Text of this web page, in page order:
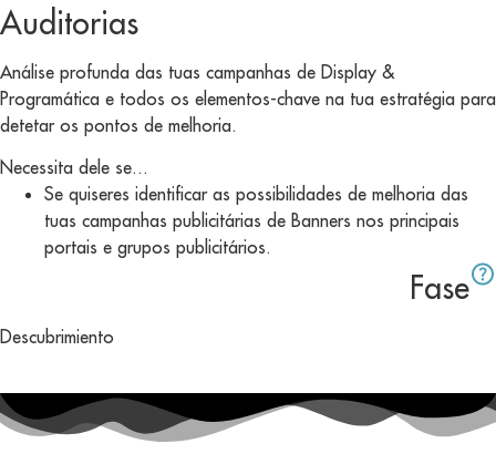
Auditorias
Análise profunda das tuas campanhas de Display &
Programática e todos os elementos-chave na tua estratégia para
detetar os pontos de melhoria.
Necessita dele se...
Se quiseres identificar as possibilidades de melhoria das
tuas campanhas publicitárias de Banners nos principais
portais e grupos publicitários.
Fase
Descubrimiento